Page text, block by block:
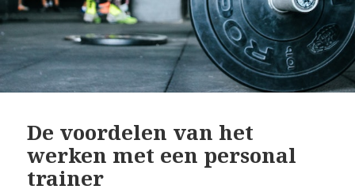
De voordelen van het
werken met een personal
trainer